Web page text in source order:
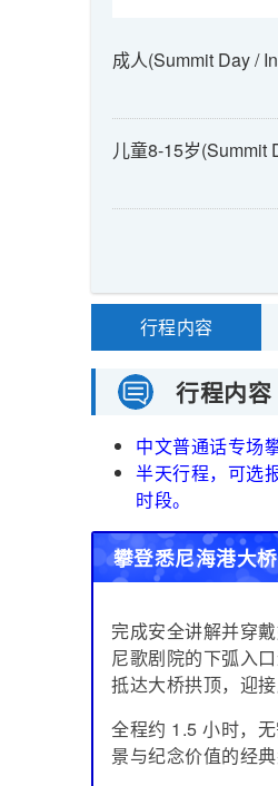
成人(Summit Day /
儿童8-15岁(Summit
行程内容
行程内容
中文普通话专场
半天行程，可选
时段。
攀登悉尼海港大
完成安全讲解并穿
尼歌剧院的下弧入
抵达大桥拱顶，迎
全程约 1.5 小时，
景与纪念价值的经典